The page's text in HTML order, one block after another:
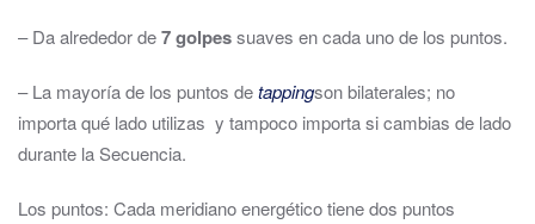
– Da alrededor de7 golpessuaves en cada uno de los puntos.
– La mayoría de los puntos detappingson bilaterales; no
importa qué lado utilizas y tampoco importa si cambias de lado
durante la Secuencia.
Los puntos: Cada meridiano energético tiene dos puntos